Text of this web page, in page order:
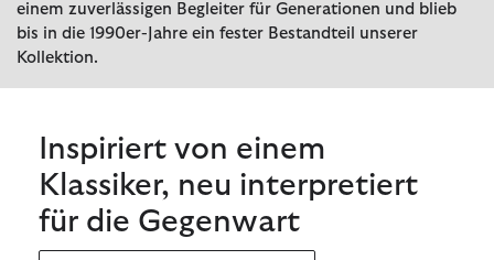
einem zuverlässigen Begleiter für Generationen und blieb
bis in die 1990er-Jahre ein fester Bestandteil unserer
Kollektion.
Inspiriert von einem
Klassiker, neu interpretiert
für die Gegenwart